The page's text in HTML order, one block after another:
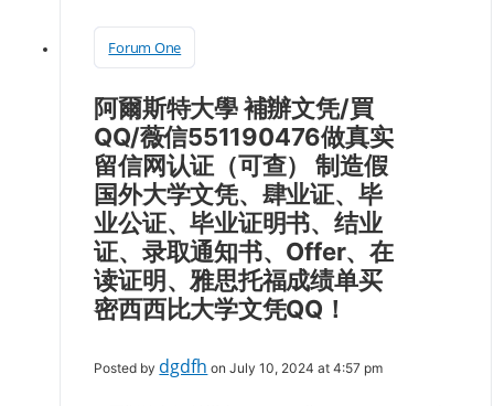
Forum One
阿爾斯特大學 補辦文凭/買
QQ/薇信551190476做真实
留信网认证（可查） 制造假
国外大学文凭、肆业证、毕
业公证、毕业证明书、结业
证、录取通知书、Offer、在
读证明、雅思托福成绩单买
密西西比大学文凭QQ！
Posted by dgdfh on July 10, 2024 at 4:57 pm